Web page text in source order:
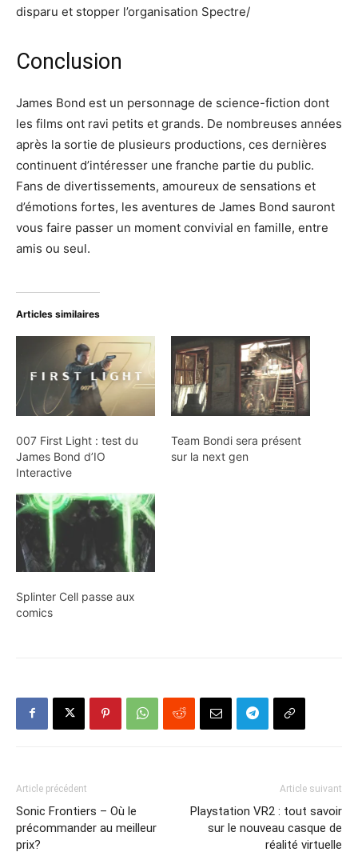
disparu et stopper l’organisation Spectre/
Conclusion
James Bond est un personnage de science-fiction dont
les films ont ravi petits et grands. De nombreuses années
après la sortie de plusieurs productions, ces dernières
continuent d’intéresser une franche partie du public.
Fans de divertissements, amoureux de sensations et
d’émotions fortes, les aventures de James Bond sauront
vous faire passer un moment convivial en famille, entre
amis ou seul.
Articles similaires
007 First Light : test du
James Bond d’IO
Interactive
Team Bondi sera présent
sur la next gen
Splinter Cell passe aux
comics
Article précédent
Sonic Frontiers – Où le
précommander au meilleur
prix?
Article suivant
Playstation VR2 : tout savoir
sur le nouveau casque de
réalité virtuelle